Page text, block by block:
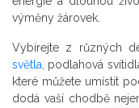
výměny žárovek.
Vybírejte z různých
světla , podlahová
které můžete umístit
dodá vaší chodbě